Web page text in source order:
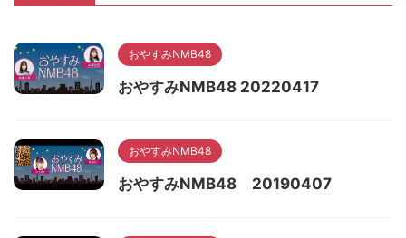
おやすみNMB48
おやすみNMB48 20220417
おやすみNMB48
おやすみNMB48 20190407